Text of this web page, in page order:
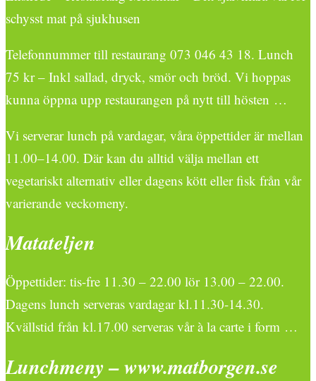
schysst mat på sjukhusen
Telefonnummer till restaurang 073 046 43 18. Lunch
75 kr – Inkl sallad, dryck, smör och bröd. Vi hoppas
kunna öppna upp restaurangen på nytt till hösten …
Vi serverar lunch på vardagar, våra öppettider är mellan
11.00–14.00. Där kan du alltid välja mellan ett
vegetariskt alternativ eller dagens kött eller fisk från vår
varierande veckomeny.
Matateljen
Öppettider: tis-fre 11.30 – 22.00 lör 13.00 – 22.00.
Dagens lunch serveras vardagar kl.11.30-14.30.
Kvällstid från kl.17.00 serveras vår à la carte i form …
Lunchmeny – www.matborgen.se